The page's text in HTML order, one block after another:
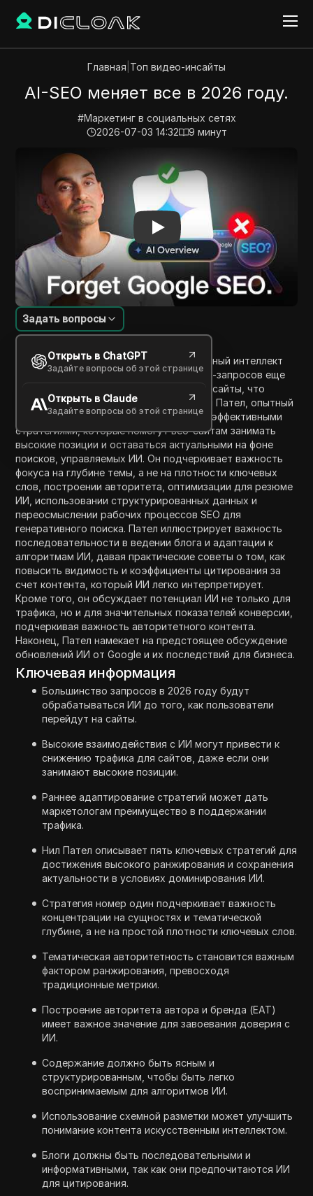
Главная Топ видео-инсайты
AI-SEO меняет все в 2026 году.
#Маркетинг в социальных сетях
2026-07-03 14:32
9 минут
Play Video:AI-SEO меняет все в 2026 году.
Введение в содержание
Задать вопросы
Открыть в ChatGPT
Задайте вопросы об этой странице
Открыть в Claude
Задайте вопросы об этой странице
В 2026 году ожидается, что искусственный интеллект
будет отвечать на большинство онлайн-запросов еще
до того, как пользователи посетят веб-сайты, что
создает вызовы для стратегий SEO. Нил Пател, опытный
эксперт в области SEO, делится пятью эффективными
стратегиями, которые помогут веб-сайтам занимать
высокие позиции и оставаться актуальными на фоне
поисков, управляемых ИИ. Он подчеркивает важность
фокуса на глубине темы, а не на плотности ключевых
слов, построении авторитета, оптимизации для резюме
ИИ, использовании структурированных данных и
переосмыслении рабочих процессов SEO для
генеративного поиска. Пател иллюстрирует важность
последовательности в ведении блога и адаптации к
алгоритмам ИИ, давая практические советы о том, как
повысить видимость и коэффициенты цитирования за
счет контента, который ИИ легко интерпретирует.
Кроме того, он обсуждает потенциал ИИ не только для
трафика, но и для значительных показателей конверсии,
подчеркивая важность авторитетного контента.
Наконец, Пател намекает на предстоящее обсуждение
обновлений ИИ от Google и их последствий для бизнеса.
Ключевая информация
Большинство запросов в 2026 году будут
обрабатываться ИИ до того, как пользователи
перейдут на сайты.
Высокие взаимодействия с ИИ могут привести к
снижению трафика для сайтов, даже если они
занимают высокие позиции.
Раннее адаптирование стратегий может дать
маркетологам преимущество в поддержании
трафика.
Нил Пател описывает пять ключевых стратегий для
достижения высокого ранжирования и сохранения
актуальности в условиях доминирования ИИ.
Стратегия номер один подчеркивает важность
концентрации на сущностях и тематической
глубине, а не на простой плотности ключевых слов.
Тематическая авторитетность становится важным
фактором ранжирования, превосходя
традиционные метрики.
Построение авторитета автора и бренда (EAT)
имеет важное значение для завоевания доверия с
ИИ.
Содержание должно быть ясным и
структурированным, чтобы быть легко
воспринимаемым для алгоритмов ИИ.
Использование схемной разметки может улучшить
понимание контента искусственным интеллектом.
Блоги должны быть последовательными и
информативными, так как они предпочитаются ИИ
для цитирования.